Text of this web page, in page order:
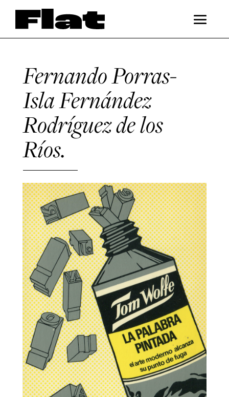
Fernando Porras-
Isla Fernández
Rodríguez de los
Ríos.